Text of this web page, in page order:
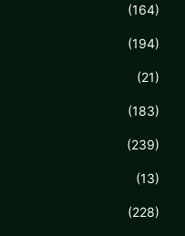
(164)
(194)
(21)
(183)
(239)
(13)
(228)